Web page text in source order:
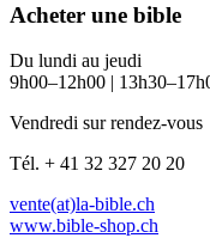
Acheter une bible
Du lundi au jeudi
9h00–12h00 |
Vendredi sur rendez-vous
Tél. + 41 32 327 20 20
vente(at)la-bible.ch
www.bible-shop.ch